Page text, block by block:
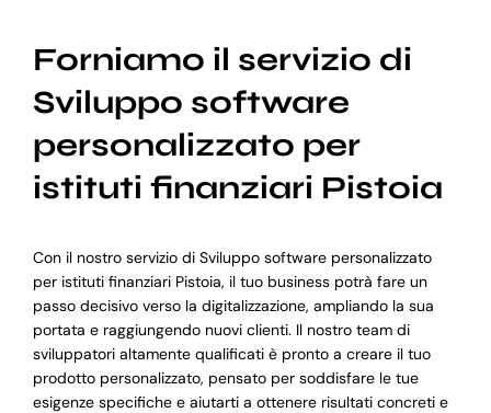
Forniamo il servizio di
Sviluppo software
personalizzato per
istituti finanziari Pistoia
Con il nostro servizio di Sviluppo software personalizzato
per istituti finanziari Pistoia, il tuo business potrà fare un
passo decisivo verso la digitalizzazione, ampliando la sua
portata e raggiungendo nuovi clienti. Il nostro team di
sviluppatori altamente qualificati è pronto a creare il tuo
prodotto personalizzato, pensato per soddisfare le tue
esigenze specifiche e aiutarti a ottenere risultati concreti e